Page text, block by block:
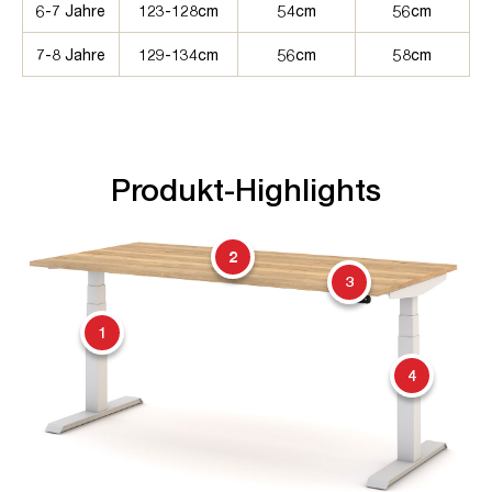
6-7 Jahre 123-128cm 54cm 56cm
7-8 Jahre 129-134cm 56cm 58cm
Produkt-Highlights
1
2
3
4